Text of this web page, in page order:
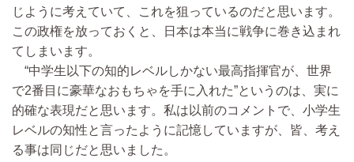
じように考えていて、これを狙っているのだと思います。
この政権を放っておくと、日本は本当に戦争に巻き込まれ
てしまいます。
“中学生以下の知的レベルしかない最高指揮官が、世界
で2番目に豪華なおもちゃを手に入れた”というのは、実に
的確な表現だと思います。私は以前のコメントで、小学生
レベルの知性と言ったように記憶していますが、皆、考え
る事は同じだと思いました。